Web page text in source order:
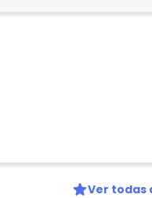
Ver todas